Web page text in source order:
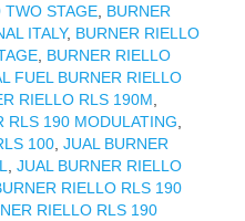
TWO STAGE BURNER
ITALY, BURNER RIELLO
BURNER RIELLO
FUEL BURNER RIELLO
RIELLO RLS 190M
RLS 190 MODULATING
100 JUAL BURNER
JUAL BURNER RIELLO
RIELLO RLS 190
RIELLO RLS 190